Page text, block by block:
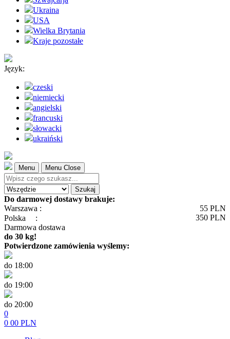
Ukraina
USA
Wielka Brytania
Kraje pozostałe
Język:
czeski
niemiecki
angielski
francuski
słowacki
ukraiński
Menu Menu Close
Szukaj
Do darmowej dostawy brakuje:
Warszawa :
55 PLN
Polska
: 350 PLN
Darmowa dostawa
do 30 kg!
Potwierdzone zamówienia wyślemy:
do 18:00
do 19:00
do 20:00
0
0 00 PLN